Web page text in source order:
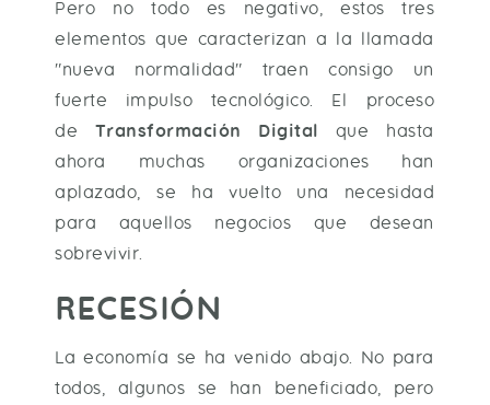
Pero no todo es negativo, estos tres
elementos que caracterizan a la llamada
"nueva normalidad" traen consigo un
fuerte impulso tecnológico. El
proceso
de Transformación Digital que hasta
ahora muchas organizaciones han
aplazado, se ha vuelto una necesidad
para aquellos negocios que desean
sobrevivir.
RECESIÓN
La economía se ha venido abajo. No para
todos, algunos se han beneficiado, pero